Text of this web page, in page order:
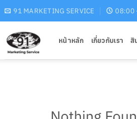
91 MARKETING SERVICE 08:00
หน้าหลัก เกี่ยวกับเรา สิ